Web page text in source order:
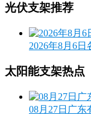
光伏支架推荐
2026年8月6
太阳能支架热点
08月27日广